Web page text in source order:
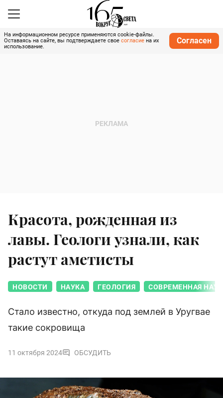
На информационном ресурсе применяются cookie-файлы.
Оставаясь на сайте, вы подтверждаете свое согласие на их
использование.
Согласен
Красота, рожденная из
лавы. Геологи узнали, как
растут аметисты
НОВОСТИ НАУКА ГЕОЛОГИЯ СОВРЕМЕННАЯ
Стало известно, откуда под землей в Уругвае
такие сокровища
11 октября 2024 ОБСУДИТЬ